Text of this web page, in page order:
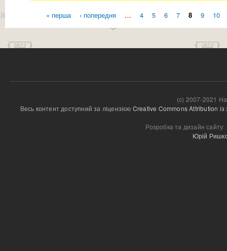
Сторінки
« перша ‹ попередня … 4 5 6 7 8 9 10
(c) 2007-2021
Весь контент доступний за ліцензією Creative Commons Attribution
Розробка та дизайн сайту:
Юрій